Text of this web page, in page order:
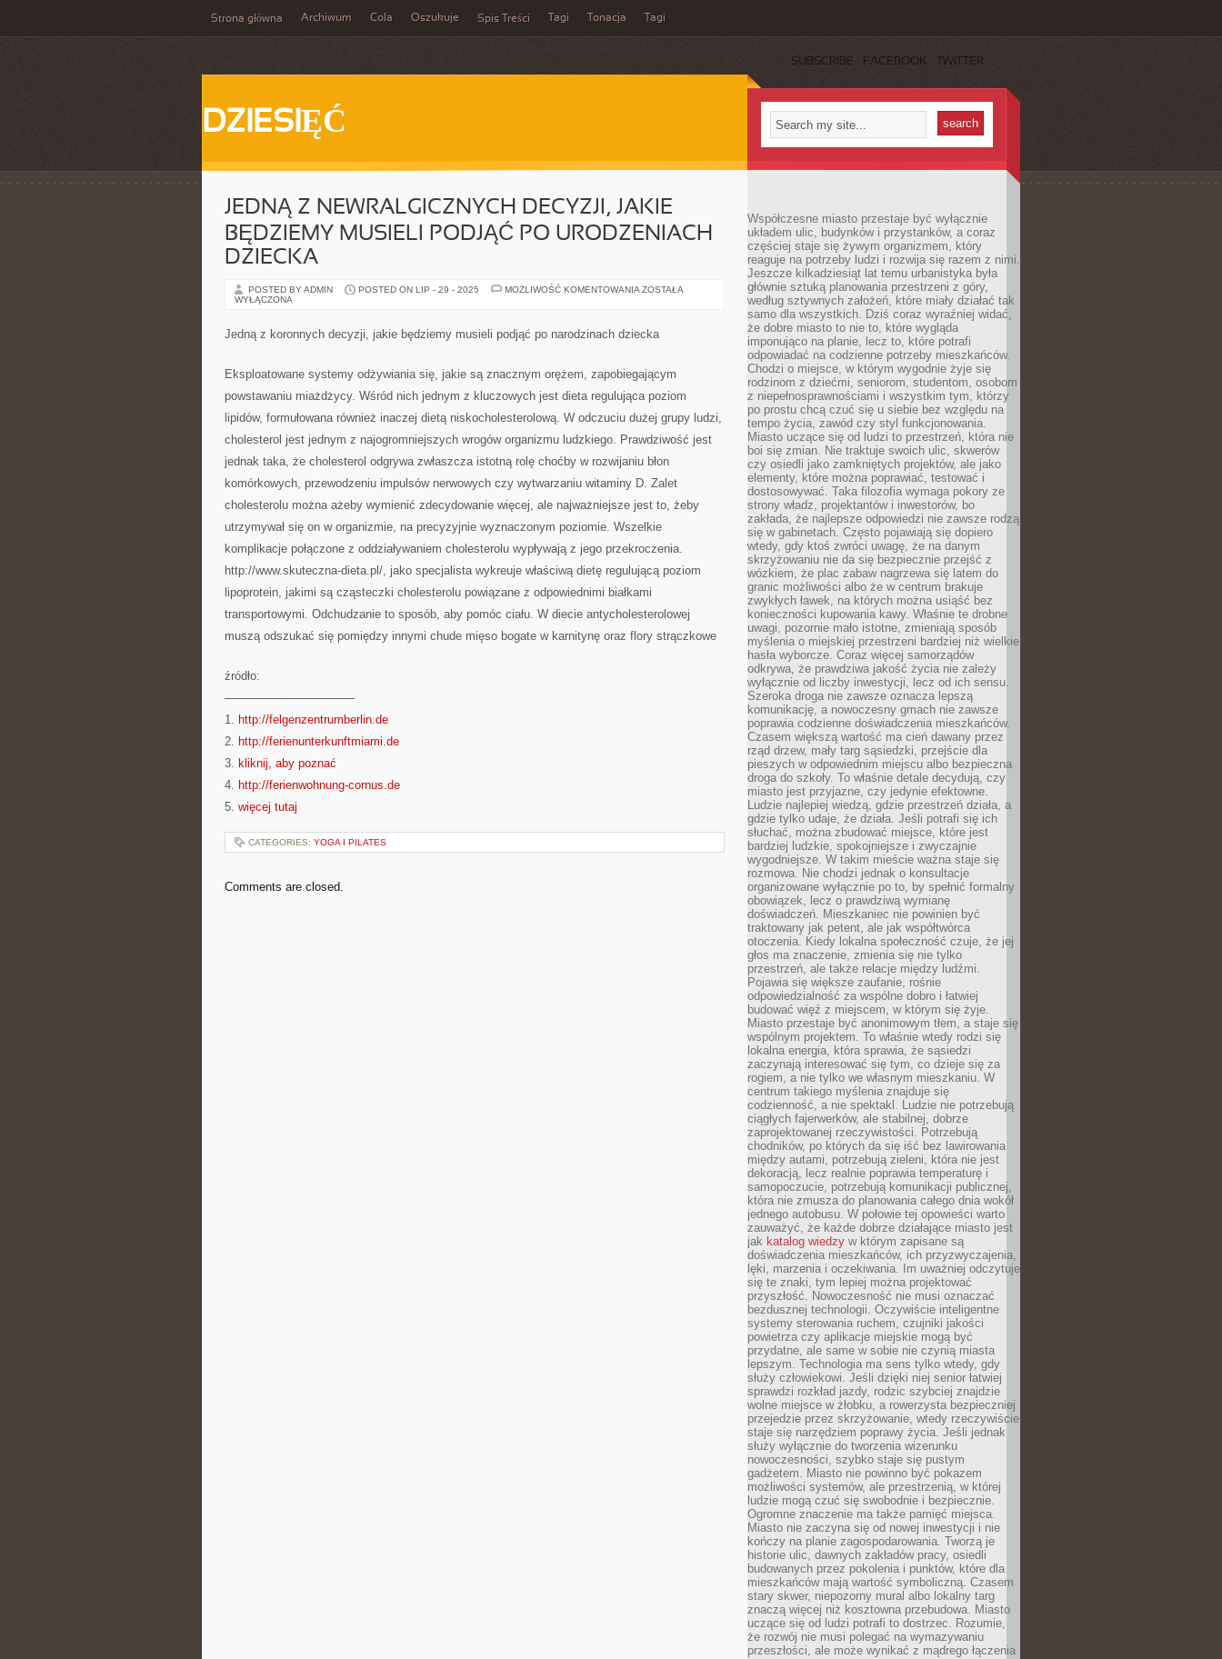
Strona główna Archiwum Cola Oszukuje Spis Treści Tagi Tonacja Tagi
SUBSCRIBE FACEBOOK TWITTER
DZIESIĘĆ
JEDNĄ Z NEWRALGICZNYCH DECYZJI, JAKIE
BĘDZIEMY MUSIELI PODJĄĆ PO URODZENIACH
DZIECKA
POSTED BY ADMIN POSTED ON LIP - 29 - 2025 MOŻLIWOŚĆ KOMENTOWANIA JEDNĄ
JAKIE
BĘDZIEMY
PO
URODZENIACH
ZOSTAŁA
WYŁĄCZONA
Jedną z koronnych decyzji, jakie będziemy musieli podjąć po narodzinach dziecka
Eksploatowane systemy odżywiania się, jakie są znacznym orężem, zapobiegającym
powstawaniu miażdżycy. Wśród nich jednym z kluczowych jest dieta regulująca poziom
lipidów, formułowana również inaczej dietą niskocholesterolową. W odczuciu dużej grupy ludzi,
cholesterol jest jednym z najogromniejszych wrogów organizmu ludzkiego. Prawdziwość jest
jednak taka, że cholesterol odgrywa zwłaszcza istotną rolę choćby w rozwijaniu błon
komórkowych, przewodzeniu impulsów nerwowych czy wytwarzaniu witaminy D. Zalet
cholesterolu można ażeby wymienić zdecydowanie więcej, ale najważniejsze jest to, żeby
utrzymywał się on w organizmie, na precyzyjnie wyznaczonym poziomie. Wszelkie
komplikacje połączone z oddziaływaniem cholesterolu wypływają z jego przekroczenia.
http://www.skuteczna-dieta.pl/, jako specjalista wykreuje właściwą dietę regulującą poziom
lipoprotein, jakimi są cząsteczki cholesterolu powiązane z odpowiednimi białkami
transportowymi. Odchudzanie to sposób, aby pomóc ciału. W diecie antycholesterolowej
muszą odszukać się pomiędzy innymi chude mięso bogate w karnitynę oraz flory strączkowe
źródło:
———————————
1. http://felgenzentrumberlin.de
2. http://ferienunterkunftmiami.de
3. kliknij, aby poznać
4. http://ferienwohnung-cornus.de
5. więcej tutaj
CATEGORIES: YOGA I PILATES
Comments are closed.
Współczesne miasto przestaje być wyłącznie
układem ulic, budynków i przystanków, a coraz
częściej staje się żywym organizmem, który
reaguje na potrzeby ludzi i rozwija się razem z nimi.
Jeszcze kilkadziesiąt lat temu urbanistyka była
głównie sztuką planowania przestrzeni z góry,
według sztywnych założeń, które miały działać tak
samo dla wszystkich. Dziś coraz wyraźniej widać,
że dobre miasto to nie to, które wygląda
imponująco na planie, lecz to, które potrafi
odpowiadać na codzienne potrzeby mieszkańców.
Chodzi o miejsce, w którym wygodnie żyje się
rodzinom z dziećmi, seniorom, studentom, osobom
z niepełnosprawnościami i wszystkim tym, którzy
po prostu chcą czuć się u siebie bez względu na
tempo życia, zawód czy styl funkcjonowania.
Miasto uczące się od ludzi to przestrzeń, która nie
boi się zmian. Nie traktuje swoich ulic, skwerów
czy osiedli jako zamkniętych projektów, ale jako
elementy, które można poprawiać, testować i
dostosowywać. Taka filozofia wymaga pokory ze
strony władz, projektantów i inwestorów, bo
zakłada, że najlepsze odpowiedzi nie zawsze rodzą
się w gabinetach. Często pojawiają się dopiero
wtedy, gdy ktoś zwróci uwagę, że na danym
skrzyżowaniu nie da się bezpiecznie przejść z
wózkiem, że plac zabaw nagrzewa się latem do
granic możliwości albo że w centrum brakuje
zwykłych ławek, na których można usiąść bez
konieczności kupowania kawy. Właśnie te drobne
uwagi, pozornie mało istotne, zmieniają sposób
myślenia o miejskiej przestrzeni bardziej niż wielkie
hasła wyborcze. Coraz więcej samorządów
odkrywa, że prawdziwa jakość życia nie zależy
wyłącznie od liczby inwestycji, lecz od ich sensu.
Szeroka droga nie zawsze oznacza lepszą
komunikację, a nowoczesny gmach nie zawsze
poprawia codzienne doświadczenia mieszkańców.
Czasem większą wartość ma cień dawany przez
rząd drzew, mały targ sąsiedzki, przejście dla
pieszych w odpowiednim miejscu albo bezpieczna
droga do szkoły. To właśnie detale decydują, czy
miasto jest przyjazne, czy jedynie efektowne.
Ludzie najlepiej wiedzą, gdzie przestrzeń działa, a
gdzie tylko udaje, że działa. Jeśli potrafi się ich
słuchać, można zbudować miejsce, które jest
bardziej ludzkie, spokojniejsze i zwyczajnie
wygodniejsze. W takim mieście ważna staje się
rozmowa. Nie chodzi jednak o konsultacje
organizowane wyłącznie po to, by spełnić formalny
obowiązek, lecz o prawdziwą wymianę
doświadczeń. Mieszkaniec nie powinien być
traktowany jak petent, ale jak współtwórca
otoczenia. Kiedy lokalna społeczność czuje, że jej
głos ma znaczenie, zmienia się nie tylko
przestrzeń, ale także relacje między ludźmi.
Pojawia się większe zaufanie, rośnie
odpowiedzialność za wspólne dobro i łatwiej
budować więź z miejscem, w którym się żyje.
Miasto przestaje być anonimowym tłem, a staje się
wspólnym projektem. To właśnie wtedy rodzi się
lokalna energia, która sprawia, że sąsiedzi
zaczynają interesować się tym, co dzieje się za
rogiem, a nie tylko we własnym mieszkaniu. W
centrum takiego myślenia znajduje się
codzienność, a nie spektakl. Ludzie nie potrzebują
ciągłych fajerwerków, ale stabilnej, dobrze
zaprojektowanej rzeczywistości. Potrzebują
chodników, po których da się iść bez lawirowania
między autami, potrzebują zieleni, która nie jest
dekoracją, lecz realnie poprawia temperaturę i
samopoczucie, potrzebują komunikacji publicznej,
która nie zmusza do planowania całego dnia wokół
jednego autobusu. W połowie tej opowieści warto
zauważyć, że każde dobrze działające miasto jest
jak katalog wiedzy w którym zapisane są
doświadczenia mieszkańców, ich przyzwyczajenia,
lęki, marzenia i oczekiwania. Im uważniej odczytuje
się te znaki, tym lepiej można projektować
przyszłość. Nowoczesność nie musi oznaczać
bezdusznej technologii. Oczywiście inteligentne
systemy sterowania ruchem, czujniki jakości
powietrza czy aplikacje miejskie mogą być
przydatne, ale same w sobie nie czynią miasta
lepszym. Technologia ma sens tylko wtedy, gdy
służy człowiekowi. Jeśli dzięki niej senior łatwiej
sprawdzi rozkład jazdy, rodzic szybciej znajdzie
wolne miejsce w żłobku, a rowerzysta bezpieczniej
przejedzie przez skrzyżowanie, wtedy rzeczywiście
staje się narzędziem poprawy życia. Jeśli jednak
służy wyłącznie do tworzenia wizerunku
nowoczesności, szybko staje się pustym
gadżetem. Miasto nie powinno być pokazem
możliwości systemów, ale przestrzenią, w której
ludzie mogą czuć się swobodnie i bezpiecznie.
Ogromne znaczenie ma także pamięć miejsca.
Miasto nie zaczyna się od nowej inwestycji i nie
kończy na planie zagospodarowania. Tworzą je
historie ulic, dawnych zakładów pracy, osiedli
budowanych przez pokolenia i punktów, które dla
mieszkańców mają wartość symboliczną. Czasem
stary skwer, niepozorny mural albo lokalny targ
znaczą więcej niż kosztowna przebudowa. Miasto
uczące się od ludzi potrafi to dostrzec. Rozumie,
że rozwój nie musi polegać na wymazywaniu
przeszłości, ale może wynikać z mądrego łączenia